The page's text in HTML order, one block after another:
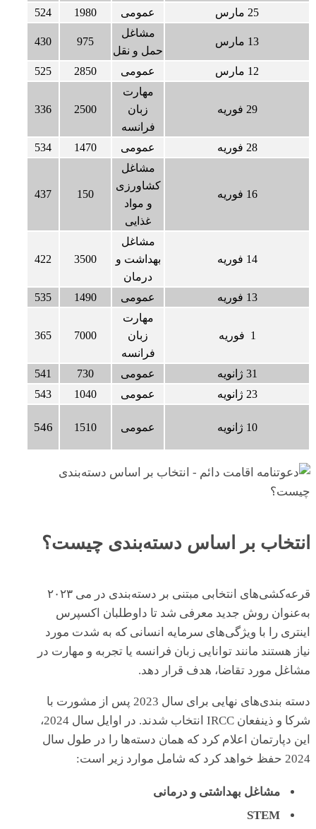
25 مارس عمومی 1980
524
13 مارس
مشاغل
حمل و نقل
975
430
12 مارس عمومی 2850
525
29 فوریه
مهارت
زبان
فرانسه
2500
336
28 فوریه عمومی 1470
534
16 فوریه
مشاغل
کشاورزی
و مواد
غذایی
150
437
14 فوریه
مشاغل
بهداشت و
درمان
3500
422
13 فوریه عمومی 1490
535
1 فوریه
مهارت
زبان
فرانسه
7000
365
31 ژانویه عمومی 730
541
23 ژانویه
عمومی 1040
543
10 ژانویه عمومی 1510
546
انتخاب بر اساس دسته‌بندی چیست؟
قرعه‌کشی‌های انتخابی مبتنی بر دسته‌بندی در می ۲۰۲۳
به‌عنوان روش جدید معرفی شد تا داوطلبان اکسپرس
اینتری را با ویژگی‌های سرمایه انسانی که به شدت مورد
نیاز هستند مانند توانایی زبان فرانسه یا تجربه و مهارت در
مشاغل مورد تقاضا، هدف قرار دهد.
دسته بندی‌های نهایی برای سال 2023 پس از مشورت با
شرکا و ذینفعان IRCC انتخاب شدند. در اوایل سال 2024،
این دپارتمان اعلام کرد که همان دسته‌ها را در طول سال
2024 حفظ خواهد کرد که شامل موارد زیر است:
مشاغل بهداشتی و درمانی
STEM